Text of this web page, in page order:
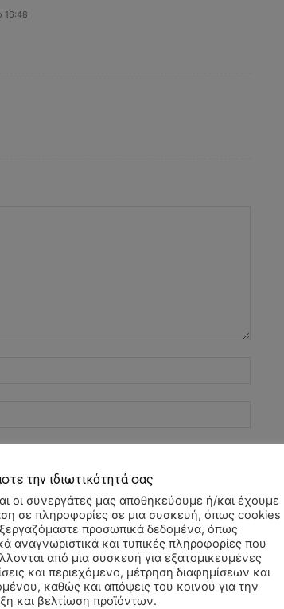
16:48
τον ιστότοπό μου σε αυτό το πρόγραμμα
την ιδιωτικότητά σας
οι συνεργάτες μας αποθηκεύουμε ή/και έχουμε
σε πληροφορίες σε μια συσκευή, όπως cookies
προσωπικά δεδομένα, όπως
αναγνωριστικά και τυπικές πληροφορίες που
από μια συσκευή για εξατομικευμένες
και περιεχόμενο, μέτρηση διαφημίσεων και
καθώς και απόψεις του κοινού για την
και βελτίωση προϊόντων.